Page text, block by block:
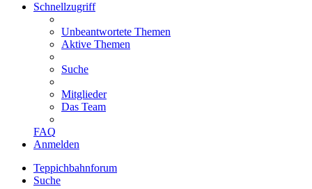
Schnellzugriff
Unbeantwortete Themen
Aktive Themen
Suche
Mitglieder
Das Team
FAQ
Anmelden
Teppichbahnforum
Suche